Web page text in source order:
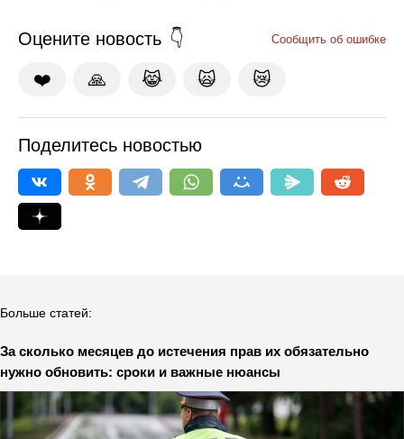
Оцените новость Сообщить об ошибке
❤️ 🙏 😹 🙀 😿
Поделитесь новостью
Больше статей:
За сколько месяцев до истечения прав их обязательно
нужно обновить: сроки и важные нюансы